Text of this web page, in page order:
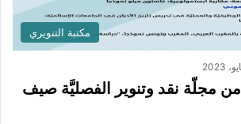
مكتبة التنويري
صدور العدد 16 من مجلّة نقد وتنوير الفصليَّة صيف